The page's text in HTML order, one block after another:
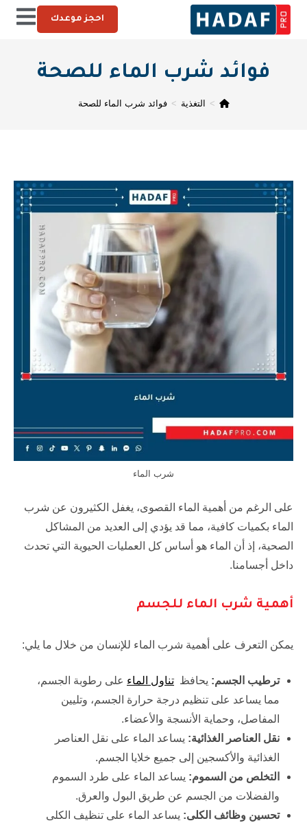
احجز موعدك
فوائد شرب الماء للصحة
> التغذية > فوائد شرب الماء للصحة
شرب الماء
على الرغم من أهمية الماء القصوى، يغفل الكثيرون عن شرب
الماء بكميات كافية، مما قد يؤدي إلى العديد من المشاكل
الصحية، إذ أن الماء هو أساس كل العمليات الحيوية التي تحدث
داخل أجسامنا.
أهمية شرب الماء للجسم
يمكن التعرف على أهمية شرب الماء للإنسان من خلال ما يلي:
ترطيب الجسم: يحافظ تناول الماء على رطوبة الجسم،
مما يساعد على تنظيم درجة حرارة الجسم، وتليين
المفاصل، وحماية الأنسجة والأعضاء.
نقل العناصر الغذائية: يساعد الماء على نقل العناصر
الغذائية والأكسجين إلى جميع خلايا الجسم.
التخلص من السموم: يساعد الماء على طرد السموم
والفضلات من الجسم عن طريق البول والعرق.
تحسين وظائف الكلى: يساعد الماء على تنظيف الكلى